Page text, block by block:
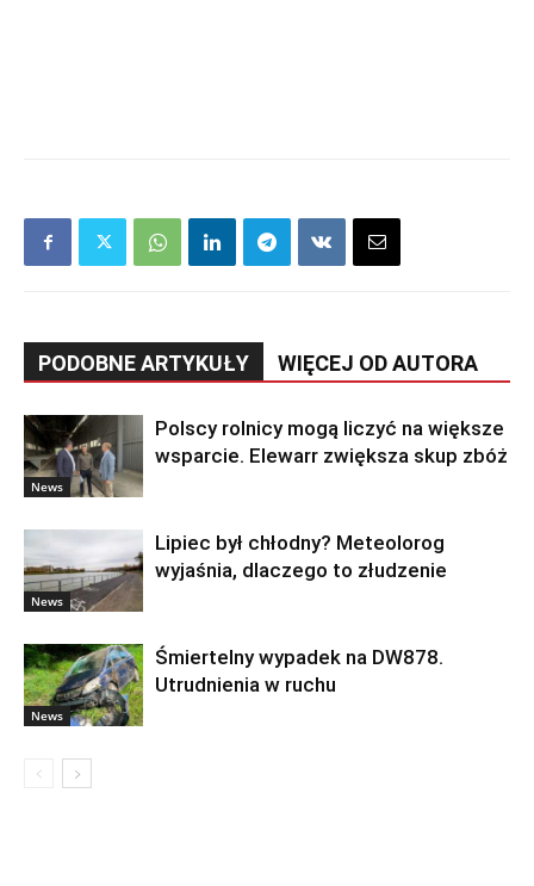
PODOBNE ARTYKUŁY WIĘCEJ OD AUTORA
News
Polscy rolnicy mogą liczyć na większe
wsparcie. Elewarr zwiększa skup zbóż
News
Lipiec był chłodny? Meteolorog
wyjaśnia, dlaczego to złudzenie
News
Śmiertelny wypadek na DW878.
Utrudnienia w ruchu